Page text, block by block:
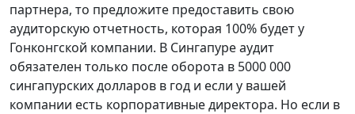
партнера, то предложите предоставить свою
аудиторскую отчетность, которая 100% будет у
Гонконгской компании. В Сингапуре аудит
обязателен только после оборота в 5000 000
сингапурских долларов в год и если у вашей
компании есть корпоративные директора. Но если в